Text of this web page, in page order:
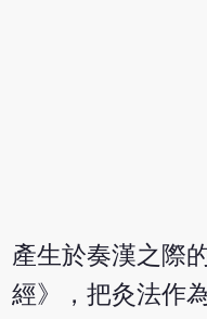
產生於奏漢之際
經》，把灸法作